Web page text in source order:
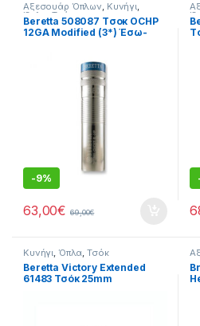
Αξεσουάρ Όπλων, Κυνήγι,
Όπλα,Τσόκ
Beretta 508087 Tσοκ OCHP
12GA Modified (3*) Έσω-
-9%
63,00€ 69,00€
Κυνήγι, Όπλα,Τσόκ
Beretta Victory Extended
61483 Τσόκ 25mm